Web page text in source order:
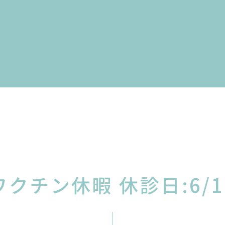
クチン休暇 休診日:6/